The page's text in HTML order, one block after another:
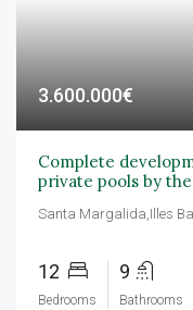
3.600.000€
Complete
private pools by
Santa Margalida,Illes
12
Bedrooms
9
Bathrooms